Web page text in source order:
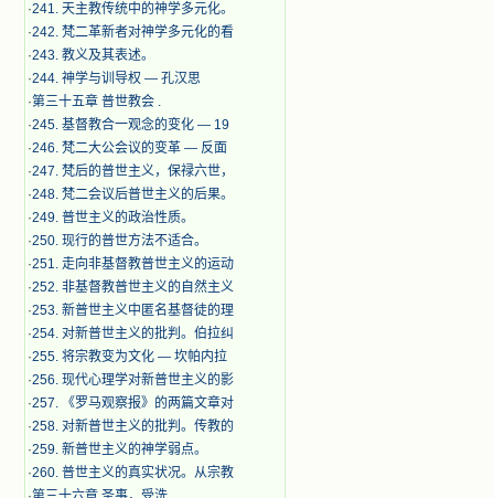
·241. 天主教传统中的神学多元化。
·242. 梵二革新者对神学多元化的看
·243. 教义及其表述。
·244. 神学与训导权 — 孔汉思
·第三十五章 普世教会 .
·245. 基督教合一观念的变化 — 19
·246. 梵二大公会议的变革 — 反面
·247. 梵后的普世主义，保禄六世，
·248. 梵二会议后普世主义的后果。
·249. 普世主义的政治性质。
·250. 现行的普世方法不适合。
·251. 走向非基督教普世主义的运动
·252. 非基督教普世主义的自然主义
·253. 新普世主义中匿名基督徒的理
·254. 对新普世主义的批判。伯拉纠
·255. 将宗教变为文化 — 坎帕内拉
·256. 现代心理学对新普世主义的影
·257. 《罗马观察报》的两篇文章对
·258. 对新普世主义的批判。传教的
·259. 新普世主义的神学弱点。
·260. 普世主义的真实状况。从宗教